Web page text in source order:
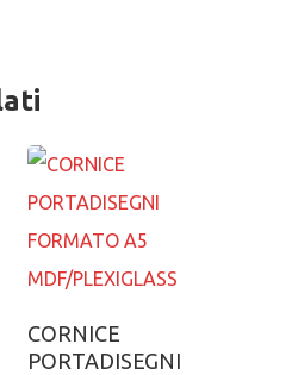
Aggiungi al carrello
CORNICE
PORTADISEGNI